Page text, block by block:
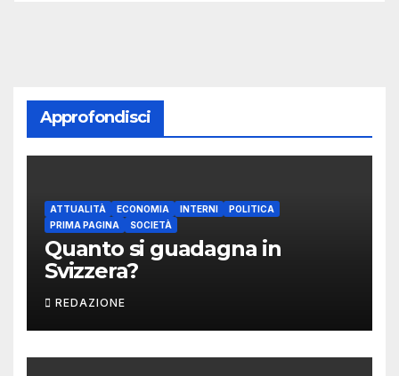
Approfondisci
ATTUALITÀ ECONOMIA INTERNI
POLITICA
PRIMA PAGINA
SOCIETÀ
Quanto si guadagna in
Svizzera?
REDAZIONE